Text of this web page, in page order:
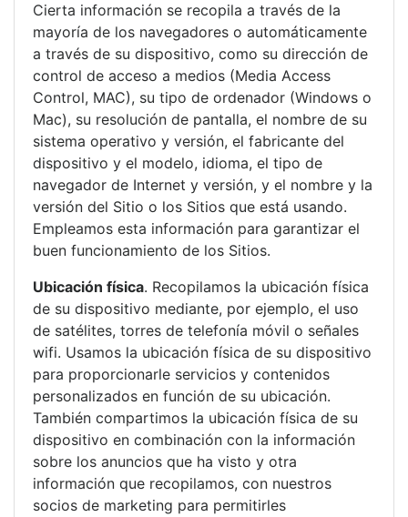
Cierta información se recopila a través de la
mayoría de los navegadores o automáticamente
a través de su dispositivo, como su dirección de
control de acceso a medios (Media Access
Control, MAC), su tipo de ordenador (Windows o
Mac), su resolución de pantalla, el nombre de su
sistema operativo y versión, el fabricante del
dispositivo y el modelo, idioma, el tipo de
navegador de Internet y versión, y el nombre y la
versión del Sitio o los Sitios que está usando.
Empleamos esta información para garantizar el
buen funcionamiento de los Sitios.
Ubicación física. Recopilamos la ubicación física
de su dispositivo mediante, por ejemplo, el uso
de satélites, torres de telefonía móvil o señales
wifi. Usamos la ubicación física de su dispositivo
para proporcionarle servicios y contenidos
personalizados en función de su ubicación.
También compartimos la ubicación física de su
dispositivo en combinación con la información
sobre los anuncios que ha visto y otra
información que recopilamos, con nuestros
socios de marketing para permitirles